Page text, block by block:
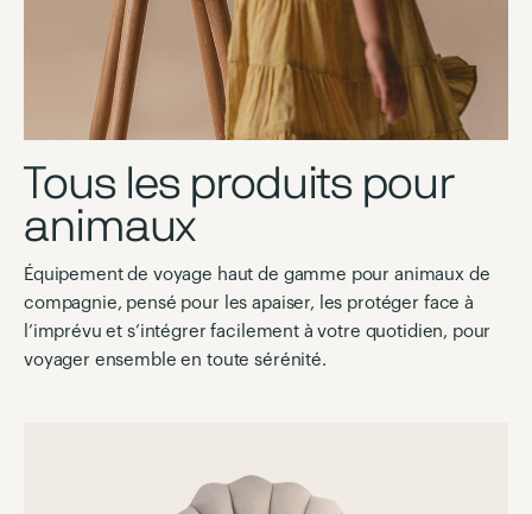
Tous les produits pour
animaux
Équipement de voyage haut de gamme pour animaux de
compagnie, pensé pour les apaiser, les protéger face à
l’imprévu et s’intégrer facilement à votre quotidien, pour
voyager ensemble en toute sérénité.